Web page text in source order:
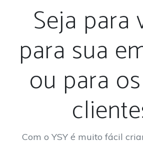
Seja para
para sua
ou para
Com o YSY é muito fácil